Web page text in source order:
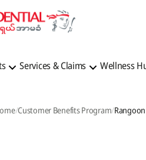
Services & Claims Wellness
Customer Benefits Program